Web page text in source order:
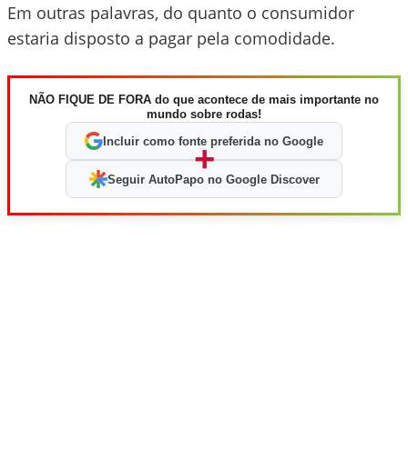
Em outras palavras, do quanto o consumidor
estaria disposto a pagar pela comodidade.
NÃO FIQUE DE FORA do que acontece de mais importante no
mundo sobre rodas!
Incluir como fonte preferida no Google
+
Seguir AutoPapo no Google Discover